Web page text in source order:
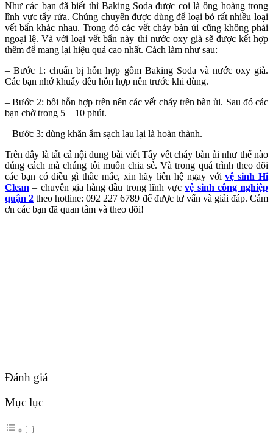
Như các bạn đã biết thì Baking Soda được coi là ông hoàng trong
lĩnh vực tẩy rửa. Chúng chuyên được dùng để loại bỏ rất nhiều loại
vết bẩn khác nhau. Trong đó các vết cháy bàn ủi cũng không phải
ngoại lệ. Và với loại vết bẩn này thì nước oxy già sẽ được kết hợp
thêm để mang lại hiệu quả cao nhất. Cách làm như sau:
– Bước 1: chuẩn bị hỗn hợp gồm Baking Soda và nước oxy già.
Các bạn nhớ khuấy đều hỗn hợp nên trước khi dùng.
– Bước 2: bôi hỗn hợp trên nên các vết cháy trên bàn ủi. Sau đó các
bạn chờ trong 5 – 10 phút.
– Bước 3: dùng khăn ẩm sạch lau lại là hoàn thành.
Trên đây là tất cả nội dung bài viết Tẩy vết cháy bàn ủi như thế nào
đúng cách mà chúng tôi muốn chia sẻ. Và trong quá trình theo dõi
các bạn có điều gì thắc mắc, xin hãy liên hệ ngay vớivệ sinh Hi
Clean – chuyên gia hàng đầu trong lĩnh vựcvệ sinh công nghiệp
quận 2 theo hotline: 092 227 6789 để được tư vấn và giải đáp. Cảm
ơn các bạn đã quan tâm và theo dõi!
Đánh giá
Mục lục